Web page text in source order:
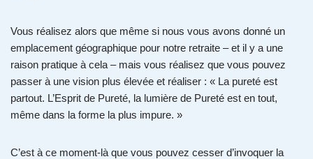
Vous réalisez alors que même si nous vous avons donné un
emplacement géographique pour notre retraite – et il y a une
raison pratique à cela – mais vous réalisez que vous pouvez
passer à une vision plus élevée et réaliser : « La pureté est
partout. L’Esprit de Pureté, la lumière de Pureté est en tout,
même dans la forme la plus impure. »
C’est à ce moment-là que vous pouvez cesser d’invoquer la